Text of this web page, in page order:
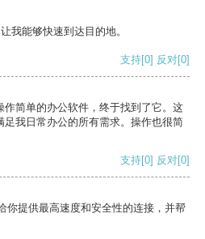
我能够快速到达目的地。
支持[0] 反对[0]
简单的办公软件，终于找到了它。这
我日常办公的所有需求。操作也很简
支持[0] 反对[0]
你提供最高速度和安全性的连接，并帮